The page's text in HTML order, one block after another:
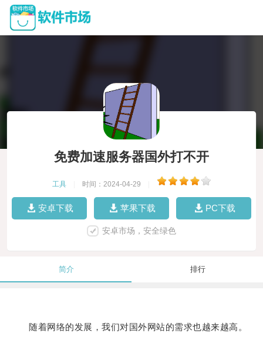
免费加速服务器国外打不开
工具 时间：2024-04-29
安卓下载 苹果下载 PC下载
安卓市场，安全绿色
简介 排行
随着网络的发展，我们对国外网站的需求也越来越高。